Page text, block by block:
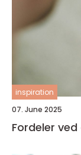
inspiration
07. June 2025
Fordeler